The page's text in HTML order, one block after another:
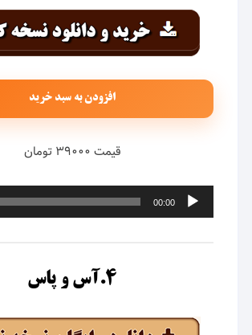
افزودن به سبد خرید
قیمت ۳۹۰۰۰ تومان
پخش‌کننده
صوت
00:00
۴.آس و پاس